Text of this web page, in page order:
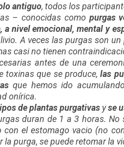
antiguo, todos los
– conocidas como purgas
a nivel emocional, mental y
A veces las purgas son
casi no tienen
antes de una
toxinas que se produce,las
que hemos ido
onírica.
de plantas purgativas yse
duran de 1 a 3 horas. No
con el estomago vacio (no
la purga, se puede retomar la